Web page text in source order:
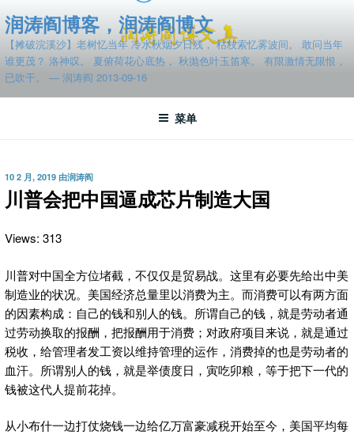
至
容
润涛阎博客，润涛阎博文
【摊破浣溪沙】老树忆当年 冷水秋烟夕日残， 枯枝索忆雾波间。 敢问当年
谁更茂？ 洛神叹。 夏俯荷花心底热， 秋抛色叶玉笛寒。 有限激情无限恨，
已吹干。 — 润涛阎 2013-09-16
菜单
发
布
于
10 2 月, 2019 由润涛阎
川普会把中国逼成芯片制造大国
Views: 313
川普对中国全方位堵截，不仅仅是贸易战。这里有必要先给出中美
制造业的状况。美国经济总量里以消费为主。而消费可以有两方面
的因素构成：自己的钱和别人的钱。所谓自己的钱，就是劳动者通
过劳动换取的报酬，把报酬用于消费；对政府项目来说，就是通过
税收，给管理者发工资以维持管理的运作，消费掉的也是劳动者的
血汗。所谓别人的钱，就是举债度日，寅吃卯粮，等于把下一代的
钱被这代人提前花掉。
从小布什一边打仗烧钱一边给亿万富豪减税开始至今，美国平均每